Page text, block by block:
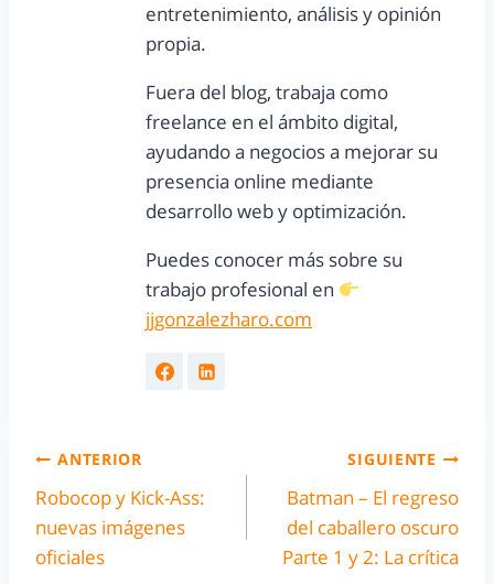
entretenimiento, análisis y opinión
propia.
Fuera del blog, trabaja como
freelance en el ámbito digital,
ayudando a negocios a mejorar su
presencia online mediante
desarrollo web y optimización.
Puedes conocer más sobre su
trabajo profesional en
jjgonzalezharo.com
ANTERIOR
Robocop y Kick-Ass:
nuevas imágenes
oficiales
SIGUIENTE
Batman – El regreso
del caballero oscuro
Parte 1 y 2: La crítica